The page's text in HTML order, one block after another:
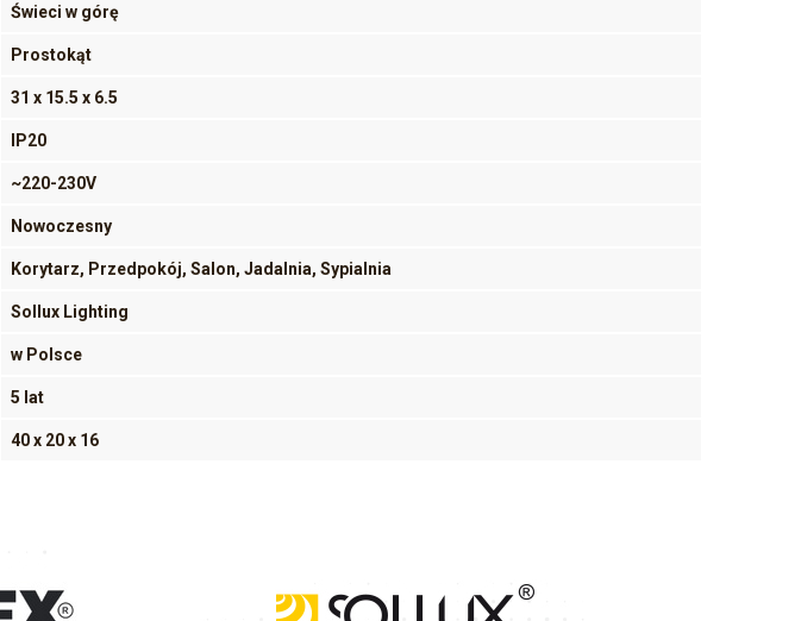
Świeci w górę
Prostokąt
31 x 15.5 x 6.5
IP20
~220-230V
Nowoczesny
Korytarz, Przedpokój, Salon, Jadalnia, Sypialnia
Sollux Lighting
w Polsce
5 lat
40 x 20 x 16